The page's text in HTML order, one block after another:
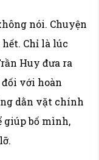
nói. Chuyện
Chỉ là lúc
Huy đưa ra
với hoàn
dằn vặt chính
giúp bố mình,